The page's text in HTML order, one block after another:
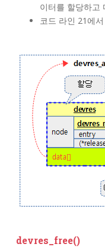
이터를 할당하고
코드 라인 21에
devres_free()